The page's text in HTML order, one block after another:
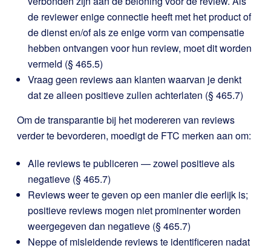
de reviewer enige connectie heeft met het product of
de dienst en/of als ze enige vorm van compensatie
hebben ontvangen voor hun review, moet dit worden
vermeld (§ 465.5)
Vraag geen reviews aan klanten waarvan je denkt
dat ze alleen positieve zullen achterlaten (§ 465.7)
Om de transparantie bij het modereren van reviews
verder te bevorderen, moedigt de FTC merken aan om:
Alle reviews te publiceren — zowel positieve als
negatieve (§ 465.7)
Reviews weer te geven op een manier die eerlijk is;
positieve reviews mogen niet prominenter worden
weergegeven dan negatieve (§ 465.7)
Neppe of misleidende reviews te identificeren nadat